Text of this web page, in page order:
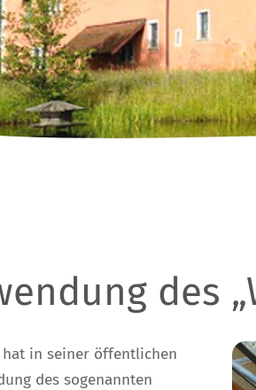
des
hat in seiner öffentlichen
des sogenannten